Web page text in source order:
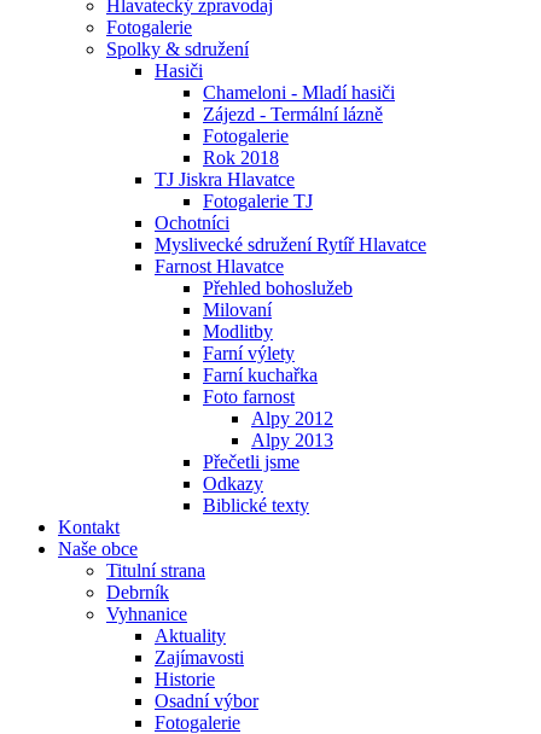
Hlavatecký zpravodaj
Fotogalerie
Spolky & sdružení
Hasiči
Chameloni - Mladí hasiči
Zájezd - Termální lázně
Fotogalerie
Rok 2018
TJ Jiskra Hlavatce
Fotogalerie TJ
Ochotníci
Myslivecké sdružení Rytíř Hlavatce
Farnost Hlavatce
Přehled bohoslužeb
Milovaní
Modlitby
Farní výlety
Farní kuchařka
Foto farnost
Alpy 2012
Alpy 2013
Přečetli jsme
Odkazy
Biblické texty
Kontakt
Naše obce
Titulní strana
Debrník
Vyhnanice
Aktuality
Zajímavosti
Historie
Osadní výbor
Fotogalerie